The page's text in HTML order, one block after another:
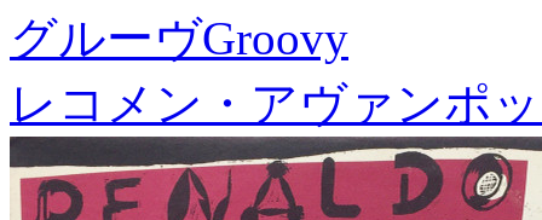
グルーヴGroovy
レコメン・アヴァンポ